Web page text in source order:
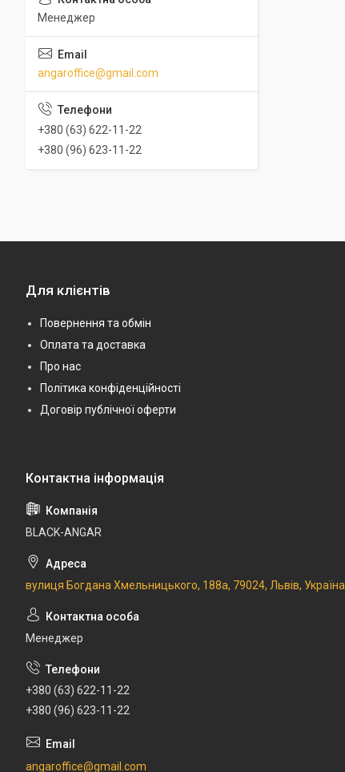
Менеджер
angaroffice@gmail.com
+380 (63) 622-11-22
+380 (96) 623-11-22
Для клієнтів
Повернення та обмін
Оплата та доставка
Про нас
Політика конфіденційності
Договір публічної оферти
BLACK-ANGAR
вулиця Богдана Хмельницького, 188а, 79024, Львів, Україна
Менеджер
+380 (63) 622-11-22
+380 (96) 623-11-22
angaroffice@gmail.com